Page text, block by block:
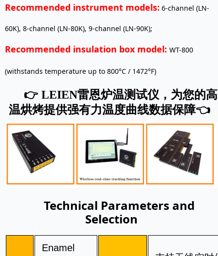
Recommended instrument models: 6-channel (LN-
60K), 8-channel (LN-80K), 9-channel (LN-90K);
Recommended insulation box model: WT-800
(withstands temperature up to 800°C / 1472°F)
👉 LEIEN雷恩炉温测试仪 ，为您的高
温烘烤提供强有力温度曲线数据保障👈
Technical Parameters and
Selection
Enamel